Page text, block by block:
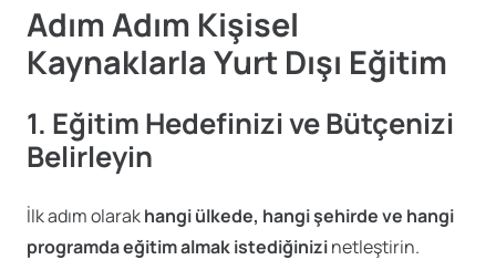
Adım Adım Kişisel
Kaynaklarla Yurt Dışı Eğitim
1. Eğitim Hedefinizi ve Bütçenizi
Belirleyin
İlk adım olarakhangi ülkede, hangi şehirde ve hangi
programda eğitim almak istediğinizinetleştirin.